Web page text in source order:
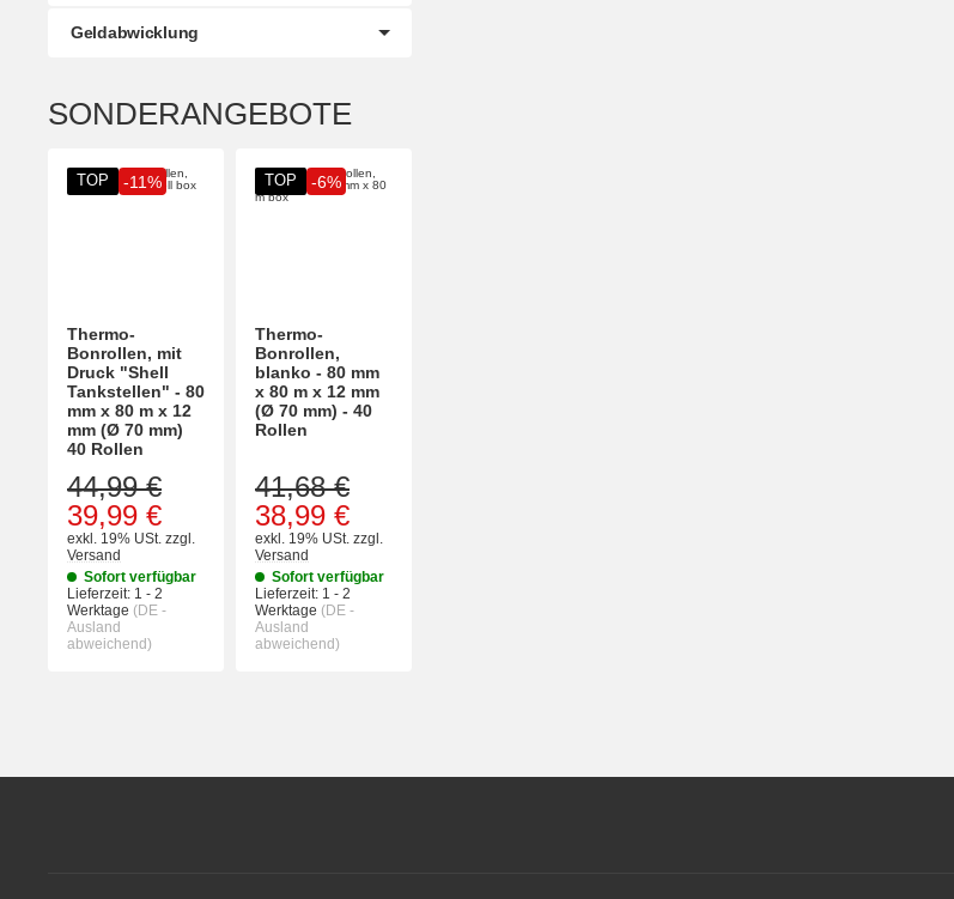
Geldabwicklung
SONDERANGEBOTE
TOP -11%
Thermo-
Bonrollen, mit
Druck "Shell
Tankstellen" - 80
mm x 80 m x 12
mm (Ø 70 mm)
40 Rollen
39,99 €
44,99 €
exkl. 19% USt. zzgl.
Versand
Sofort verfügbar
Lieferzeit: 1 - 2
Werktage (DE -
Ausland
abweichend)
TOP -6%
Thermo-
Bonrollen,
blanko - 80 mm
x 80 m x 12 mm
(Ø 70 mm) - 40
Rollen
38,99 €
41,68 €
exkl. 19% USt. zzgl.
Versand
Sofort verfügbar
Lieferzeit: 1 - 2
Werktage (DE -
Ausland
abweichend)